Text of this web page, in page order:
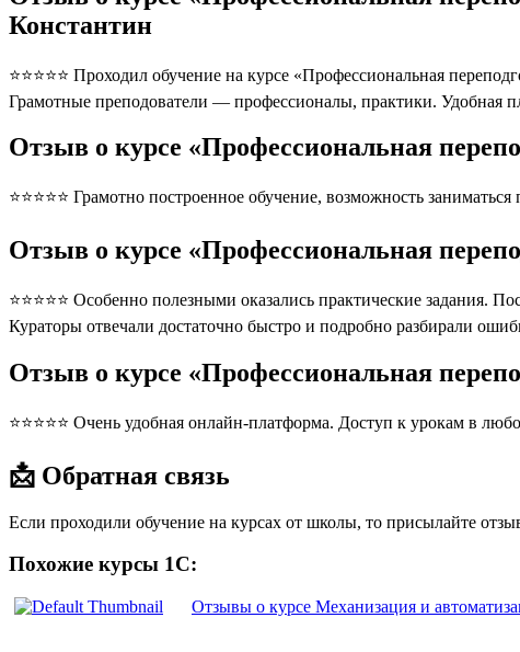
Константин
⭐⭐⭐⭐⭐ Проходил обучение на курсе «Профессиональная
Грамотные преподователи — профессионалы, практики. Удобная
Отзыв о курсе «Профессиональная
⭐⭐⭐⭐⭐ Грамотно построенное обучение, возможность
Отзыв о курсе «Профессиональная
⭐⭐⭐⭐⭐ Особенно полезными оказались практические задания.
Кураторы отвечали достаточно быстро и подробно разбирали
Отзыв о курсе «Профессиональная
⭐⭐⭐⭐⭐ Очень удобная онлайн-платформа. Доступ к урокам в
📩 Обратная связь
Если проходили обучение на курсах от школы, то присылайте
Похожие курсы 1С:
Отзывы о курсе Механизация и